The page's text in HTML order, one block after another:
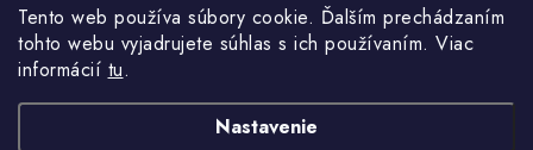
Tento web používa súbory cookie. Ďalším prechádzaním
tohto webu vyjadrujete súhlas s ich používaním. Viac
informácií tu.
Nastavenie
Reklamačný poriadok - formulár
Kontakt
Prihlásenie
E-mail
Facebook
Posledné hodnotenie produktov